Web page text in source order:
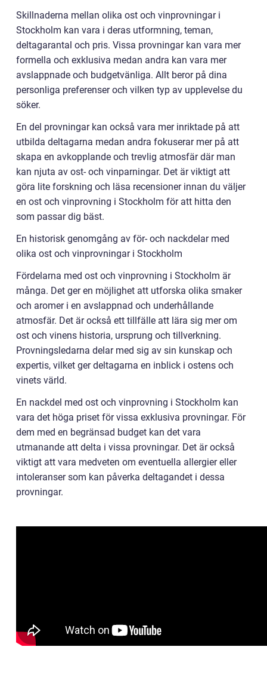
Skillnaderna mellan olika ost och vinprovningar i
Stockholm kan vara i deras utformning, teman,
deltagarantal och pris. Vissa provningar kan vara mer
formella och exklusiva medan andra kan vara mer
avslappnade och budgetvänliga. Allt beror på dina
personliga preferenser och vilken typ av upplevelse du
söker.
En del provningar kan också vara mer inriktade på att
utbilda deltagarna medan andra fokuserar mer på att
skapa en avkopplande och trevlig atmosfär där man
kan njuta av ost- och vinparningar. Det är viktigt att
göra lite forskning och läsa recensioner innan du väljer
en ost och vinprovning i Stockholm för att hitta den
som passar dig bäst.
En historisk genomgång av för- och nackdelar med
olika ost och vinprovningar i Stockholm
Fördelarna med ost och vinprovning i Stockholm är
många. Det ger en möjlighet att utforska olika smaker
och aromer i en avslappnad och underhållande
atmosfär. Det är också ett tillfälle att lära sig mer om
ost och vinens historia, ursprung och tillverkning.
Provningsledarna delar med sig av sin kunskap och
expertis, vilket ger deltagarna en inblick i ostens och
vinets värld.
En nackdel med ost och vinprovning i Stockholm kan
vara det höga priset för vissa exklusiva provningar. För
dem med en begränsad budget kan det vara
utmanande att delta i vissa provningar. Det är också
viktigt att vara medveten om eventuella allergier eller
intoleranser som kan påverka deltagandet i dessa
provningar.